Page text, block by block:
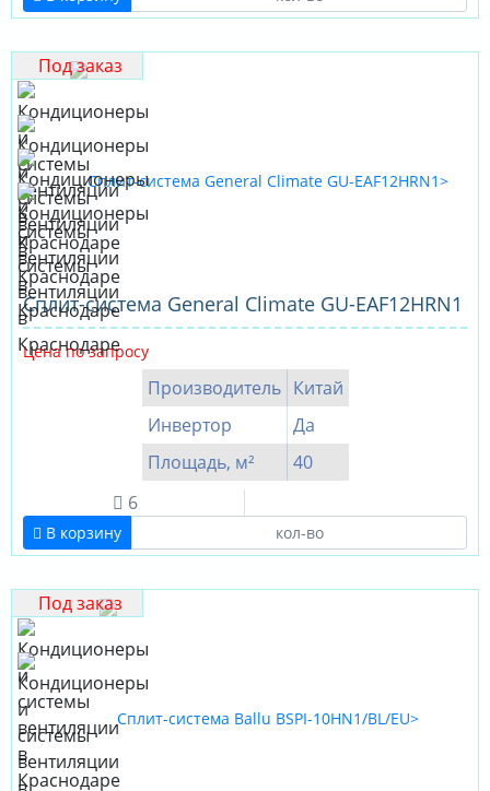
Под заказ
Cплит-система General Climate GU-EAF12HRN1
Цена по запросу
Производитель Китай
Инвертор
Да
Площадь, м²
40
6
В корзину
Под заказ